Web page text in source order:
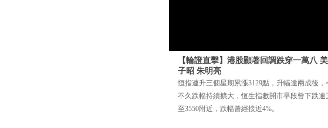
【輪證直擊】港股顯著回調跌穿一萬八
子昭 朱明亮
恒指連升三個星期累漲3129點，升幅逾兩成後
不久跌幅持續擴大，恆生指數開市早段曾下跌
至3550附近，跌幅曾經接近4%。